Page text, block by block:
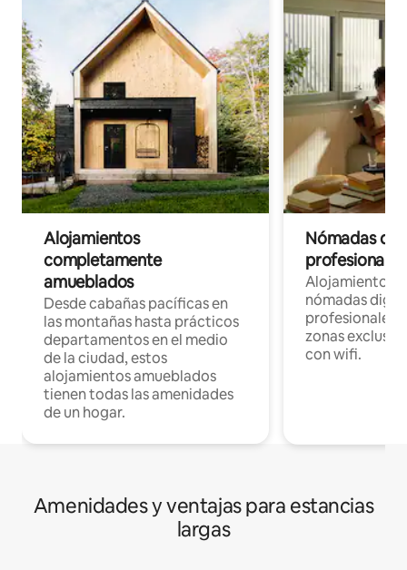
Alojamientos
completamente
amueblados
Desde cabañas pacíficas en
las montañas hasta prácticos
departamentos en el medio
de la ciudad, estos
alojamientos amueblados
tienen todas las amenidades
de un hogar.
Nómadas
Alojamientos
nómadas
profesionales
zonas
con wifi.
Amenidades y ventajas para estancias
largas